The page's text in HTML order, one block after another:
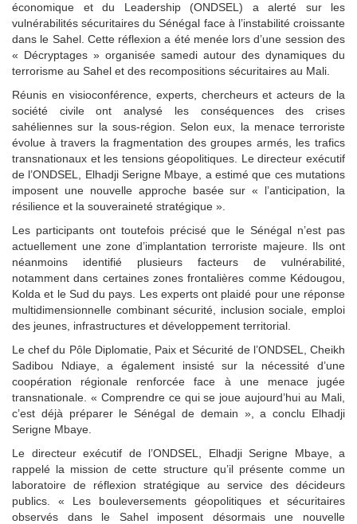
économique et du Leadership (ONDSEL) a alerté sur les
vulnérabilités sécuritaires du Sénégal face à l’instabilité croissante
dans le Sahel. Cette réflexion a été menée lors d’une session des
« Décryptages » organisée samedi autour des dynamiques du
terrorisme au Sahel et des recompositions sécuritaires au Mali.
Réunis en visioconférence, experts, chercheurs et acteurs de la
société civile ont analysé les conséquences des crises
sahéliennes sur la sous-région. Selon eux, la menace terroriste
évolue à travers la fragmentation des groupes armés, les trafics
transnationaux et les tensions géopolitiques. Le directeur exécutif
de l’ONDSEL, Elhadji Serigne Mbaye, a estimé que ces mutations
imposent une nouvelle approche basée sur « l’anticipation, la
résilience et la souveraineté stratégique ».
Les participants ont toutefois précisé que le Sénégal n’est pas
actuellement une zone d’implantation terroriste majeure. Ils ont
néanmoins identifié plusieurs facteurs de vulnérabilité,
notamment dans certaines zones frontalières comme Kédougou,
Kolda et le Sud du pays. Les experts ont plaidé pour une réponse
multidimensionnelle combinant sécurité, inclusion sociale, emploi
des jeunes, infrastructures et développement territorial.
Le chef du Pôle Diplomatie, Paix et Sécurité de l’ONDSEL, Cheikh
Sadibou Ndiaye, a également insisté sur la nécessité d’une
coopération régionale renforcée face à une menace jugée
transnationale. « Comprendre ce qui se joue aujourd’hui au Mali,
c’est déjà préparer le Sénégal de demain », a conclu Elhadji
Serigne Mbaye.
Le directeur exécutif de l’ONDSEL, Elhadji Serigne Mbaye, a
rappelé la mission de cette structure qu’il présente comme un
laboratoire de réflexion stratégique au service des décideurs
publics. « Les bouleversements géopolitiques et sécuritaires
observés dans le Sahel imposent désormais une nouvelle